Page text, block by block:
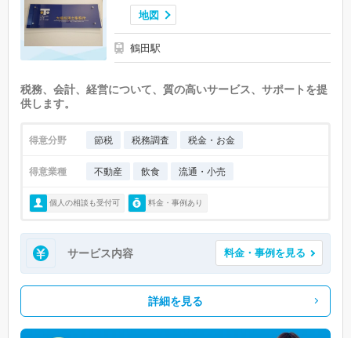
地図
鶴田駅
税務、会計、経営について、質の高いサービス、サポートを提
供します。
得意分野 節税 税務調査 税金・お金
得意業種 不動産 飲食 流通・小売
個人の相談も受付可 料金・事例あり
サービス内容 料金・事例を見る
詳細を見る